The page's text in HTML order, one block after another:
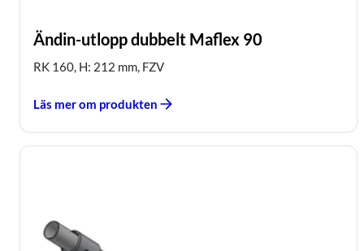
Ändin-utlopp dubbelt Maflex 90
RK 160, H: 212 mm, FZV
Läs mer om produkten